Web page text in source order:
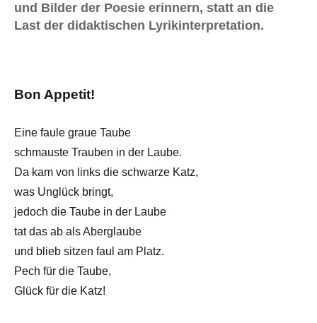
und Bilder der Poesie erinnern, statt an die
Last der didaktischen Lyrikinterpretation.
Bon Appetit!
Eine faule graue Taube
schmauste Trauben in der Laube.
Da kam von links die schwarze Katz,
was Unglück bringt,
jedoch die Taube in der Laube
tat das ab als Aberglaube
und blieb sitzen faul am Platz.
Pech für die Taube,
Glück für die Katz!